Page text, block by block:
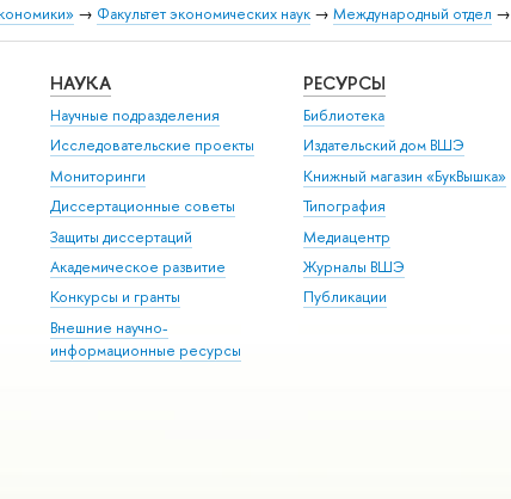
→ Факультет экономических наук → Международный отдел →
НАУКА
Научные подразделения
Исследовательские проекты
Мониторинги
Диссертационные советы
Защиты диссертаций
Академическое развитие
Конкурсы и гранты
Внешние научно-
информационные ресурсы
РЕСУРСЫ
Библиотека
Издательский дом ВШЭ
Книжный магазин «БукВышка»
Типография
Медиацентр
Журналы ВШЭ
Публикации